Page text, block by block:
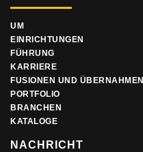
UM
EINRICHTUNGEN
FÜHRUNG
KARRIERE
FUSIONEN UND ÜBERNAHMEN
PORTFOLIO
BRANCHEN
KATALOGE
NACHRICHT